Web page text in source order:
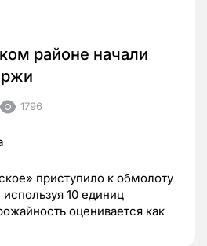
районе начали
1796
приступило к обмолоту
используя 10 единиц
оценивается как